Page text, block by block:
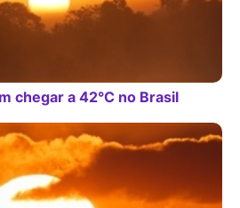
chegar a 42°C no Brasil